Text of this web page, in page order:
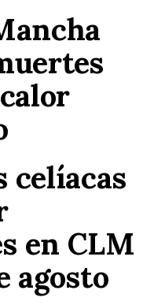
celíacas
en CLM
agosto